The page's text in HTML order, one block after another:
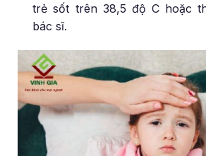
trẻ sốt trên 38,5 độ C hoặc
bác sĩ.